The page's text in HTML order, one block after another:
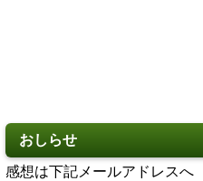
おしらせ
感想は下記メールアドレスへ